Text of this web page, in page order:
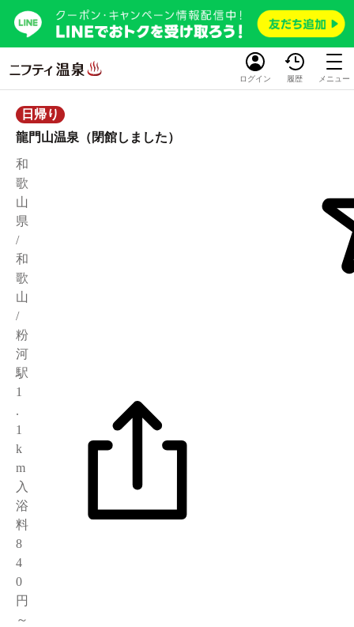
ログイン 履歴 メニュー
日帰り
龍門山温泉（閉館しました）
和
歌
山
県
/
和
歌
山
/
粉
河
駅
1
.
1
k
m
入
浴
料
8
4
0
円
～